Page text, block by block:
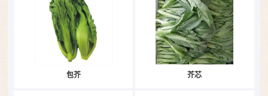
包芥 芥芯